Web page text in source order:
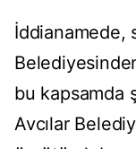
İddianamede,
bu kapsamda
Avcılar